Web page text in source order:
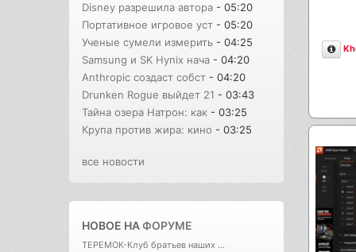
Disney разрешила автора - 05:20
Портативное игровое уст - 05:20
Ученые сумели измерить - 04:25
Samsung и SK Hynix нача - 04:20
Anthropic создаст собст - 04:20
Drunken Rogue выйдет 21 - 03:43
Тайна озера Натрон: как - 03:25
Крупа против жира: кино - 03:25
все новости
НОВОЕ НАФОРУМЕ
ТЕРЕМОК-Клуб братьев наших ...